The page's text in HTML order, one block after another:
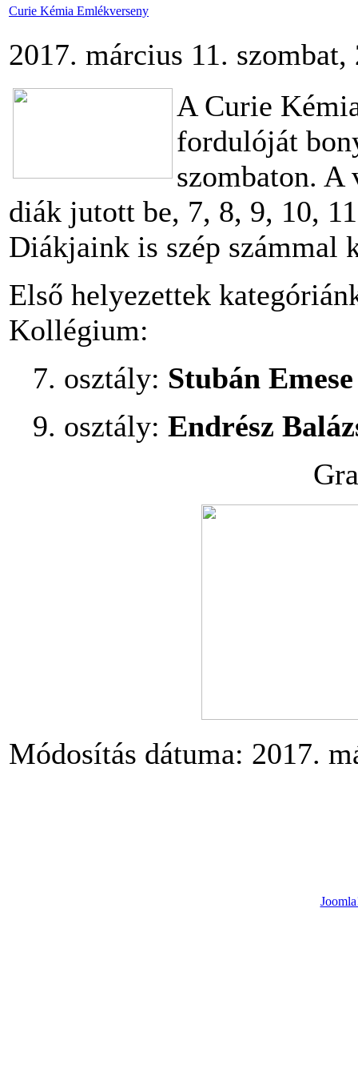
Curie Kémia Emlékverseny
2017. március 11. szombat,
A Curie
fordulóját
szombaton.
diák jutott be, 7, 8, 9, 10,
Diákjaink is szép számmal
Első helyezettek
Kollégium:
7. osztály: Stubán Emese
9. osztály: Endrész
Módosítás dátuma: 2017.